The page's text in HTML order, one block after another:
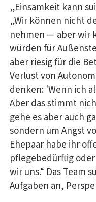
„Einsamkeit kann
„Wir können nicht
nehmen — aber wir
würden für
aber riesig für die
Verlust von
denken: 'Wenn ich
Aber das stimmt
gehe es aber auch
sondern um Angst
Ehepaar habe ihr
pflegebedürftig
wir uns.“ Das Team
Aufgaben an,